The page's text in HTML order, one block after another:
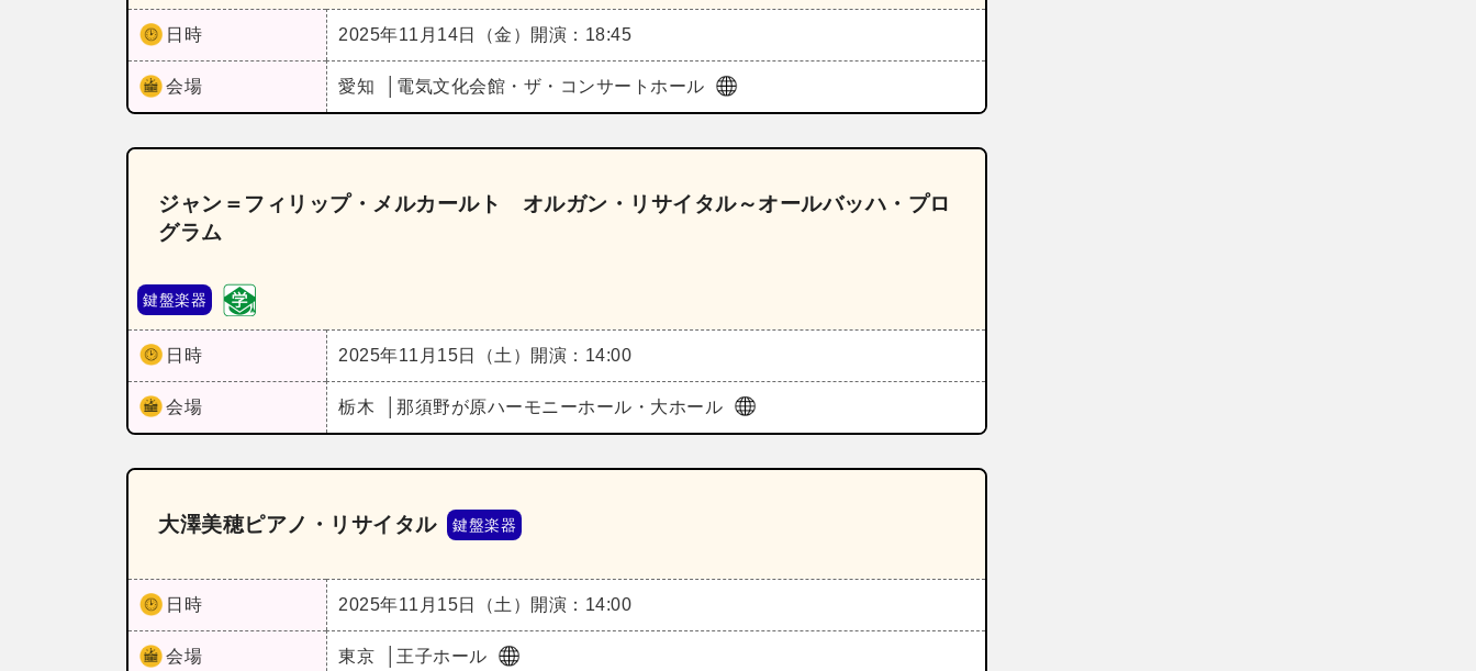
日時 2025年11月14日（金） 開演：18:45
会場 愛知 電気文化会館・ザ・コンサートホール
ジャン＝フィリップ・メルカールト オルガン・リサイタル～オールバッハ・プロ
グラム
鍵盤楽器
日時 2025年11月15日（土） 開演：14:00
会場 栃木 那須野が原ハーモニーホール・大ホール
大澤美穂ピアノ・リサイタル 鍵盤楽器
日時 2025年11月15日（土） 開演：14:00
会場 東京 王子ホール